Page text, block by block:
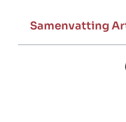
Samenvatting